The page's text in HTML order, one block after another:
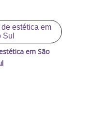
em São